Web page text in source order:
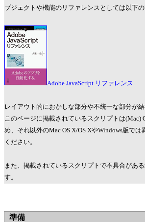
ブジェクトや機能のリファレンスとしては以下の
Adobe JavaScript リファレンス
レイアウト的におかしな部分や不統一な部分が
このページに掲載されているスクリプトは(Mac)
め、それ以外のMac OS X/OS XやWindows版で
ください。
また、掲載されているスクリプトで不具合がある
す。
準備